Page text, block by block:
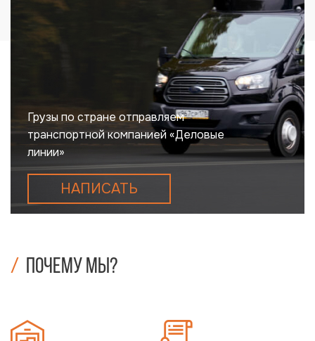
Грузы по стране отправляем
транспортной компанией «Деловые
линии»
НАПИСАТЬ
Почему мы?